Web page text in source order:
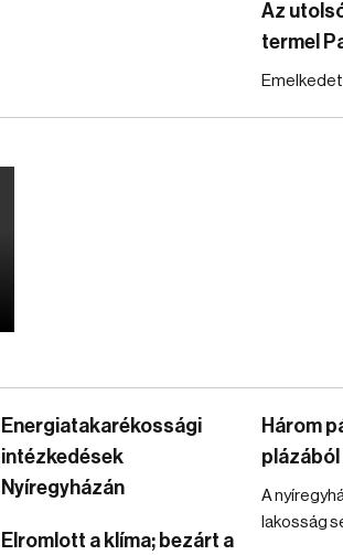
Az
termel
Energiatakarékossági
intézkedések
Nyíregyházán
Elromlott a klíma; bezárt a
Három
plázából
A
lakosság